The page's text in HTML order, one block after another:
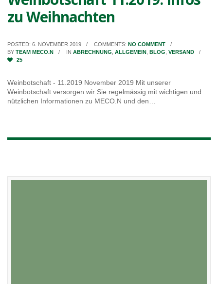
zu Weihnachten
POSTED: 6. NOVEMBER 2019 COMMENTS: NO COMMENT
BY TEAM MECO.N IN ABRECHNUNG ALLGEMEIN BLOG VERSAND
25
Weinbotschaft - 11.2019 November 2019 Mit unserer
Weinbotschaft versorgen wir Sie regelmässig mit wichtigen und
nützlichen Informationen zu MECO.N und den…